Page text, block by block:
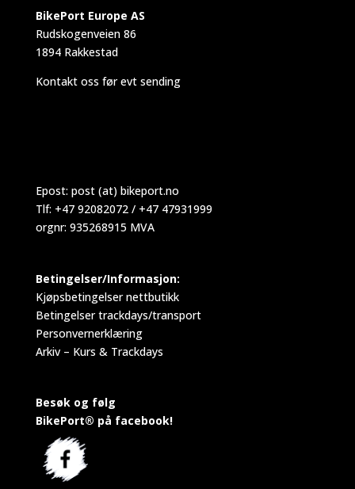
BikePort Europe AS
Rudskogenveien 86
1894 Rakkestad
Kontakt oss før evt sending
Epost: post (at) bikeport.no
Tlf: +47 92082072 / +47 47931999
orgnr: 935268915 MVA
Betingelser/Informasjon:
Kjøpsbetingelser nettbutikk
Betingelser trackdays/transport
Personvernerklæring
Arkiv – Kurs & Trackdays
Besøk og følg
BikePort® på facebook!